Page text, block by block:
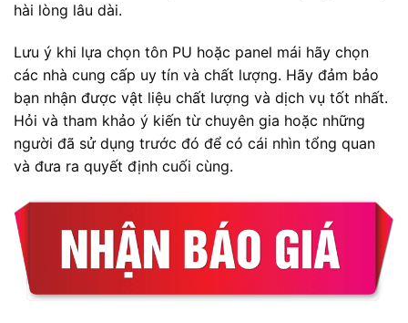
hài lòng lâu dài.
Lưu ý khi lựa chọn tôn PU hoặc panel mái hãy chọn
các nhà cung cấp uy tín và chất lượng. Hãy đảm bảo
bạn nhận được vật liệu chất lượng và dịch vụ tốt nhất.
Hỏi và tham khảo ý kiến từ chuyên gia hoặc những
người đã sử dụng trước đó để có cái nhìn tổng quan
và đưa ra quyết định cuối cùng.